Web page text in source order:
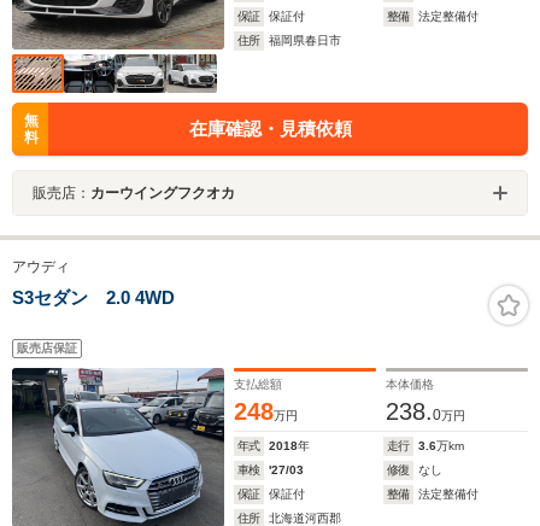
保証
保証付 整備
法定整備付
住所
福岡県春日市
無
料
在庫確認・見積依頼
販売店： カーウイングフクオカ
アウディ
S3セダン 2.0 4WD
販売店保証
支払総額
248万円
本体価格
238.0万円
年式 2018年 走行 3.6万km
車検
'27/03 修復
なし
保証
保証付 整備
法定整備付
住所
北海道河西郡